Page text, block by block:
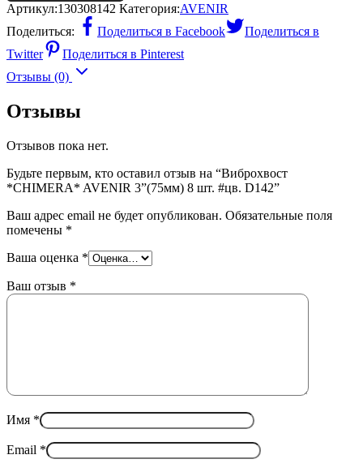
Артикул:130308142 Категория:AVENIR
Поделиться:
Поделиться в Facebook
Поделиться в
Twitter
Поделиться в Pinterest
Отзывы (0)
Отзывы
Отзывов пока нет.
Будьте первым, кто оставил отзыв на “Виброхвост
*CHIMERA* AVENIR 3”(75мм) 8 шт. #цв. D142”
Ваш адрес email не будет опубликован. Обязательные поля
помечены *
Ваша оценка *
Ваш отзыв *
Имя *
Email *